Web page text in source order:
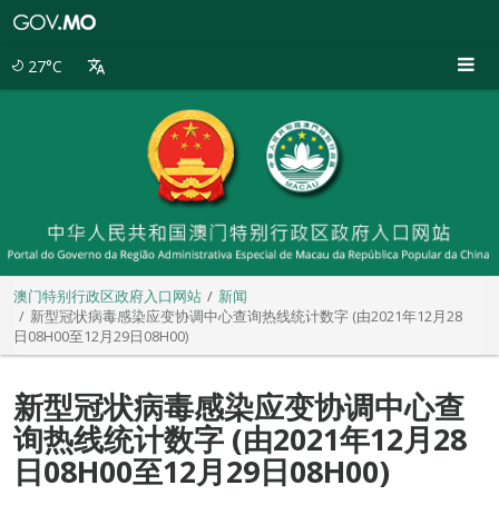
27°C
澳门特别行政区政府入口网站
新闻
新型冠状病毒感染应变协调中心查询热线统计数字 (由2021年12月28
日08H00至12月29日08H00)
新型冠状病毒感染应变协调中心查
询热线统计数字 (由2021年12月28
日08H00至12月29日08H00)